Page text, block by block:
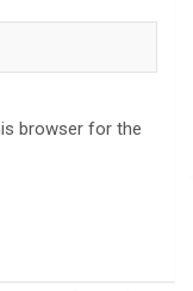
browser for the